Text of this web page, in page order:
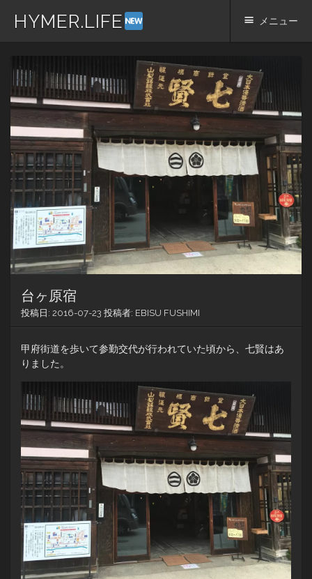
HYMER.LIFE メニュー
ン
テ
ン
へ
ス
キ
ッ
プ
台ヶ原宿
投稿日: 2016-07-23 投稿者: EBISU FUSHIMI
甲府街道を歩いて参勤交代が行われていた頃から、七賢はあ
りました。